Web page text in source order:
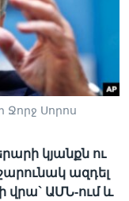
Սորոս
կյանքն ու
ազդել
վրա` ԱՄՆ-ում և